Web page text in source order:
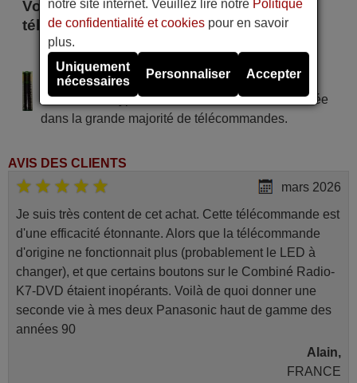
Voici certains modèles qui utilisent cette
télécommande
Mascot 27 D
Alimentation : 2 piles type AAA
Pile alcaline type AAA LR06 tension 1,5 V utilisée
dans la grande majorité de télécommandes.
AVIS DES CLIENTS
mars 2026
Je suis très content de cet achat. Cette télécommande est
d'une efficacité étonnante. Alors que la télécommande
d'origine ne fonctionnait plus (probablement le LED à
changer), et que certains boutons sur le Combiné Radio-
K7-DVD étaient inopérants. Voilà de quoi donner une
seconde vie à mes deux Panasonic haut de gamme des
années 90
Alain,
FRANCE
notre site internet. Veuillez lire notre Politique
de confidentialité et cookies pour en savoir
plus.
Uniquement
nécessaires
Personnaliser Accepter